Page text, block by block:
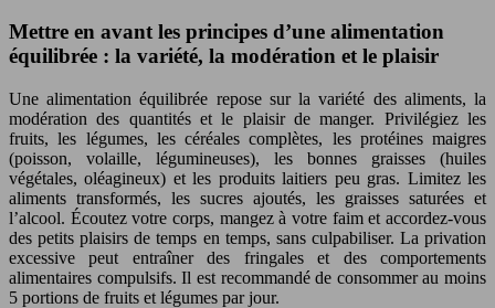
Mettre en avant les principes d’une alimentation
équilibrée : la variété, la modération et le plaisir
Une alimentation équilibrée repose sur la variété des aliments, la
modération des quantités et le plaisir de manger. Privilégiez les
fruits, les légumes, les céréales complètes, les protéines maigres
(poisson, volaille, légumineuses), les bonnes graisses (huiles
végétales, oléagineux) et les produits laitiers peu gras. Limitez les
aliments transformés, les sucres ajoutés, les graisses saturées et
l’alcool. Écoutez votre corps, mangez à votre faim et accordez-vous
des petits plaisirs de temps en temps, sans culpabiliser. La privation
excessive peut entraîner des fringales et des comportements
alimentaires compulsifs. Il est recommandé de consommer au moins
5 portions de fruits et légumes par jour.